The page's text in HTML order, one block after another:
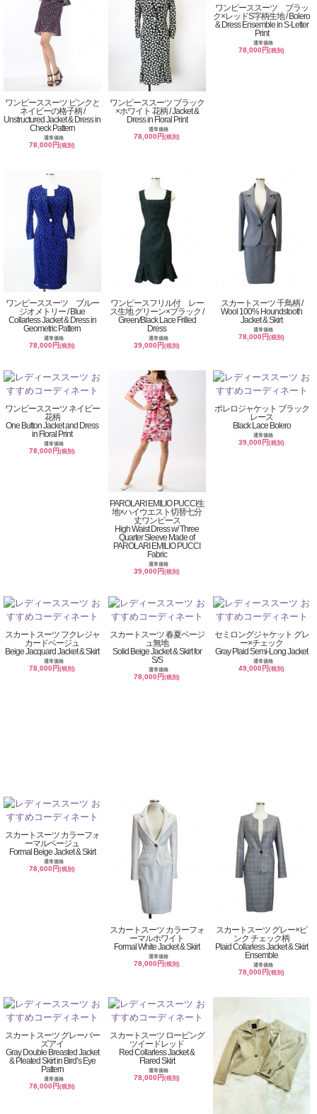
ワンピーススーツ ピンクと
ネイビーの格子柄 /
Unstructured Jacket & Dress in
Check Pattern
通常価格
78,000円(税別)
ワンピーススーツ ブラック
×ホワイト 花柄 / Jacket &
Dress in Floral Print
通常価格
78,000円(税別)
ワンピーススーツ ブラッ
ク×レッドS字柄生地 / Bolero
& Dress Ensemble in S-Letter
Print
通常価格
78,000円(税別)
ワンピーススーツ ブルー
ジオメトリー / Blue
Collarless Jacket & Dress in
Geometric Pattern
通常価格
78,000円(税別)
ワンピースフリル付 レー
ス生地 グリーン×ブラック /
Green/Black Lace Frilled
Dress
通常価格
39,000円(税別)
スカートスーツ 千鳥柄 /
Wool 100% Houndstooth
Jacket & Skirt
通常価格
78,000円(税別)
ワンピーススーツ ネイビー
花柄
One Button Jacket and Dress
in Floral Print
通常価格
78,000円(税別)
PAROLARI EMILIO PUCCI生
地×ハイウエスト切替七分
丈ワンピース
High Waist Dress w/ Three
Quarter Sleeve Made of
PAROLARI EMILIO PUCCI
Fabric
通常価格
39,000円(税別)
ボレロジャケット ブラック
レース
Black Lace Bolero
通常価格
39,000円(税別)
スカートスーツ フクレジャ
カードベージュ
Beige Jacquard Jacket & Skirt
通常価格
78,000円(税別)
スカートスーツ 春夏ベージ
ュ無地
Solid Beige Jacket & Skirt for
S/S
通常価格
78,000円(税別)
セミロングジャケット グレ
ー×チェック
Gray Plaid Semi-Long Jacket
通常価格
49,000円(税別)
スカートスーツ カラーフォ
ーマルベージュ
Formal Beige Jacket & Skirt
通常価格
78,000円(税別)
スカートスーツ カラーフォ
ーマルホワイト
Formal White Jacket & Skirt
通常価格
78,000円(税別)
スカートスーツ グレー×ピ
ンク チェック柄
Plaid Collarless Jacket & Skirt
Ensemble
通常価格
78,000円(税別)
スカートスーツ グレーバー
ズアイ
Gray Double Breasted Jacket
& Pleated Skirt in Bird’s Eye
Pattern
通常価格
78,000円(税別)
スカートスーツ ロービング
ツイードレッド
Red Collarless Jacket &
Flared Skirt
通常価格
78,000円(税別)